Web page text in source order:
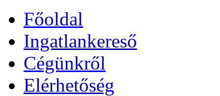
Főoldal
Ingatlankereső
Cégünkről
Elérhetőség